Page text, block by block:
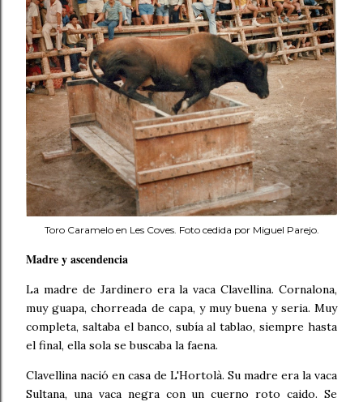
Toro Caramelo en Les Coves. Foto cedida por Miguel Parejo.
Madre y ascendencia
La madre de Jardinero era la vaca Clavellina. Cornalona,
muy guapa, chorreada de capa, y muy buena y seria. Muy
completa, saltaba el banco, subía al tablao, siempre hasta
el final, ella sola se buscaba la faena.
Clavellina nació en casa de L'Hortolà. Su madre era la vaca
Sultana, una vaca negra con un cuerno roto caido. Se